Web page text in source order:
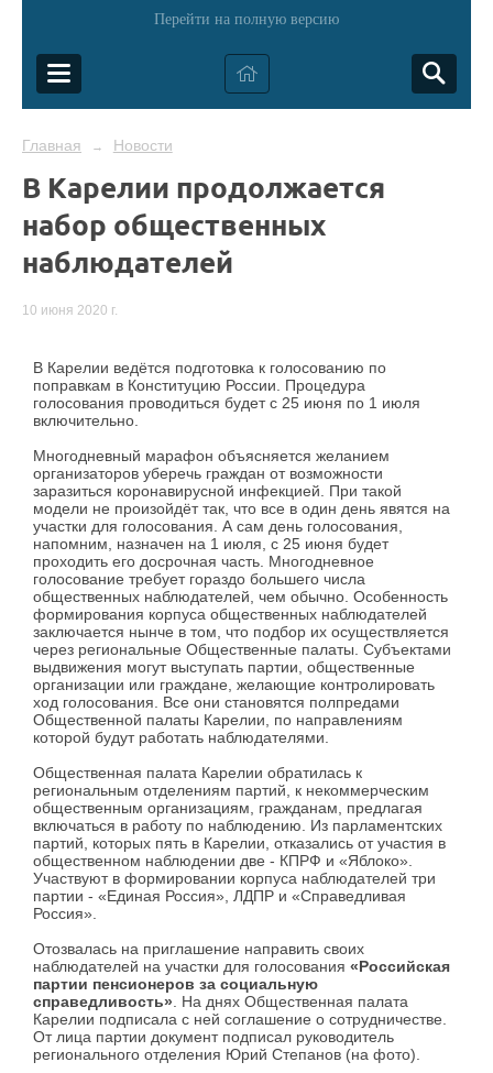
Перейти на полную версию
Главная → Новости
В Карелии продолжается
набор общественных
наблюдателей
10 июня 2020 г.
В Карелии ведётся подготовка к голосованию по
поправкам в Конституцию России. Процедура
голосования проводиться будет с 25 июня по 1 июля
включительно.
Многодневный марафон объясняется желанием
организаторов уберечь граждан от возможности
заразиться коронавирусной инфекцией. При такой
модели не произойдёт так, что все в один день явятся на
участки для голосования. А сам день голосования,
напомним, назначен на 1 июля, с 25 июня будет
проходить его досрочная часть. Многодневное
голосование требует гораздо большего числа
общественных наблюдателей, чем обычно. Особенность
формирования корпуса общественных наблюдателей
заключается нынче в том, что подбор их осуществляется
через региональные Общественные палаты. Субъектами
выдвижения могут выступать партии, общественные
организации или граждане, желающие контролировать
ход голосования. Все они становятся полпредами
Общественной палаты Карелии, по направлениям
которой будут работать наблюдателями.
Общественная палата Карелии обратилась к
региональным отделениям партий, к некоммерческим
общественным организациям, гражданам, предлагая
включаться в работу по наблюдению. Из парламентских
партий, которых пять в Карелии, отказались от участия в
общественном наблюдении две - КПРФ и «Яблоко».
Участвуют в формировании корпуса наблюдателей три
партии - «Единая Россия», ЛДПР и «Справедливая
Россия».
Отозвалась на приглашение направить своих
наблюдателей на участки для голосования «Российская
партии пенсионеров за социальную
справедливость» . На днях Общественная палата
Карелии подписала с ней соглашение о сотрудничестве.
От лица партии документ подписал руководитель
регионального отделения Юрий Степанов (на фото).